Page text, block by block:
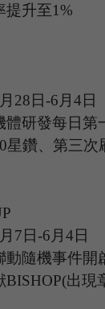
提升至1%
月 28日-6 月4日
體研發每日
星鑽、第三次
月 7日-6 月4日
動隨機事件
BISHOP(出現